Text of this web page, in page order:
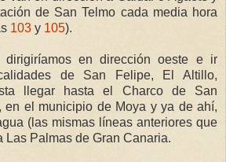
de San Telmo cada media hora
103 y 105).
dirigiríamos en dirección oeste e ir
de San Felipe, El Altillo,
llegar hasta el Charco de San
en el municipio de Moya y ya de ahí,
(las mismas líneas anteriores que
Las Palmas de Gran Canaria.